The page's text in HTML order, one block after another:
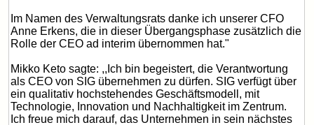
Im Namen des Verwaltungsrats danke ich unserer CFO
Anne Erkens, die in dieser Übergangsphase zusätzlich die
Rolle der CEO ad interim übernommen hat."
Mikko Keto sagte: ,,Ich bin begeistert, die Verantwortung
als CEO von SIG übernehmen zu dürfen. SIG verfügt über
ein qualitativ hochstehendes Geschäftsmodell, mit
Technologie, Innovation und Nachhaltigkeit im Zentrum.
Ich freue mich darauf, das Unternehmen in sein nächstes